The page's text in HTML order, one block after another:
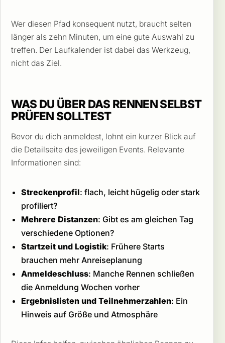
Wer diesen Pfad konsequent nutzt, braucht selten
länger als zehn Minuten, um eine gute Auswahl zu
treffen. Der Laufkalender ist dabei das Werkzeug,
nicht das Ziel.
WAS DU ÜBER DAS RENNEN SELBST
PRÜFEN SOLLTEST
Bevor du dich anmeldest, lohnt ein kurzer Blick auf
die Detailseite des jeweiligen Events. Relevante
Informationen sind:
Streckenprofil: flach, leicht hügelig oder stark
profiliert?
Mehrere Distanzen: Gibt es am gleichen Tag
verschiedene Optionen?
Startzeit und Logistik: Frühere Starts
brauchen mehr Anreiseplanung
Anmeldeschluss: Manche Rennen schließen
die Anmeldung Wochen vorher
Ergebnislisten und Teilnehmerzahlen: Ein
Hinweis auf Größe und Atmosphäre